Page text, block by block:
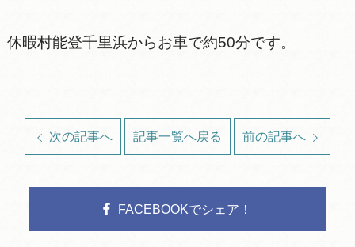
休暇村能登千里浜からお車で約50分です。
次の記事へ 記事一覧へ戻る 前の記事へ
FACEBOOKでシェア！